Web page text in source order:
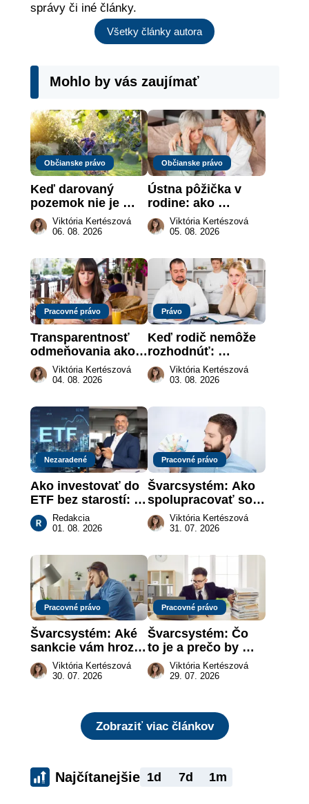
správy či iné články.
Všetky články autora
Mohlo by vás zaujímať
Občianske právo
Keď darovaný
pozemok nie je
„hotová vec“: kedy
môže darca žiadať
Viktória Kertészová
06. 08. 2026
Občianske právo
Ústna pôžička v
rodine: ako
vymôcť peniaze,
keď na papieri nie
Viktória Kertészová
05. 08. 2026
Pracovné právo
Transparentnosť
odmeňovania ako
právna povinnosť:
revolúcia na
práce
Viktória Kertészová
04. 08. 2026
Právo
Keď rodič nemôže
rozhodnúť:
nahradenie prejavu
vôle súdom v
Viktória Kertészová
03. 08. 2026
Nezaradené
Ako investovať do
ETF bez starostí:
Investičné plány,
ktoré urobia prácu
Redakcia
01. 08. 2026
Pracovné právo
Švarcsystém: Ako
spolupracovať so
živnostníkom
legálne a bez
Viktória Kertészová
31. 07. 2026
Pracovné právo
Švarcsystém: Aké
sankcie vám hrozia
a prečo nestačí
zaplatiť pokutu?
Viktória Kertészová
30. 07. 2026
Pracovné právo
Švarcsystém: Čo
to je a prečo by
vás to malo
zaujímať
Viktória Kertészová
29. 07. 2026
Zobraziť viac článkov
Najčítanejšie 1d 7d 1m